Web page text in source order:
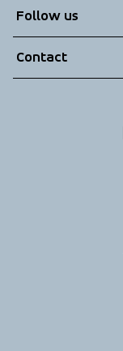
Technologies
Terms & Conditions
Returns
Follow us
Contact